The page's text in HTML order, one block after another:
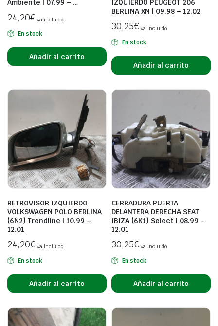
Ambiente | 07.99 – …
24,20€Iva incluido
En stock
Añadir al carrito
IZQUIERDO PEUGEOT 206
BERLINA XN | 09.98 – 12.02
30,25€Iva incluido
En stock
Añadir al carrito
RETROVISOR IZQUIERDO
VOLKSWAGEN POLO BERLINA
(6N2) Trendline | 10.99 –
12.01
24,20€Iva incluido
En stock
Añadir al carrito
CERRADURA PUERTA
DELANTERA DERECHA SEAT
IBIZA (6K1) Select | 08.99 –
12.01
30,25€Iva incluido
En stock
Añadir al carrito